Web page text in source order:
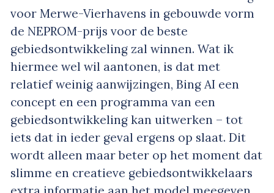
voor Merwe-Vierhavens in gebouwde vorm
de NEPROM-prijs voor de beste
gebiedsontwikkeling zal winnen. Wat ik
hiermee wel wil aantonen, is dat met
relatief weinig aanwijzingen, Bing AI een
concept en een programma van een
gebiedsontwikkeling kan uitwerken – tot
iets dat in ieder geval ergens op slaat. Dit
wordt alleen maar beter op het moment dat
slimme en creatieve gebiedsontwikkelaars